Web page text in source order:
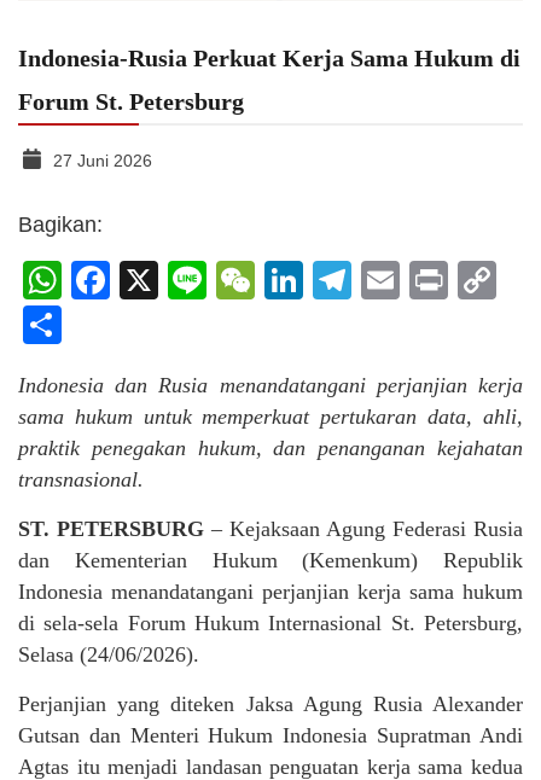
Indonesia-Rusia Perkuat Kerja Sama Hukum di
Forum St. Petersburg
27 Juni 2026
Bagikan:
WhatsApp
Facebook
X LineWeChat
LinkedIn
Telegram
Email
Print
Indonesia dan Rusia menandatangani perjanjian kerja
sama hukum untuk memperkuat pertukaran data, ahli,
praktik penegakan hukum, dan penanganan kejahatan
transnasional.
ST. PETERSBURG – Kejaksaan Agung Federasi Rusia
dan Kementerian Hukum (Kemenkum) Republik
Indonesia menandatangani perjanjian kerja sama hukum
di sela-sela Forum Hukum Internasional St. Petersburg,
Selasa (24/06/2026).
Perjanjian yang diteken Jaksa Agung Rusia Alexander
Gutsan dan Menteri Hukum Indonesia Supratman Andi
Agtas itu menjadi landasan penguatan kerja sama kedua